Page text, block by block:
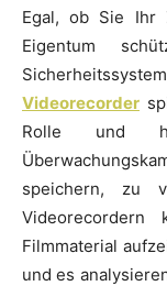
Egal, ob Sie Ihr
Eigentum
Videorecorder
Rolle und
speichern, zu
Videorecordern
Filmmaterial
und es